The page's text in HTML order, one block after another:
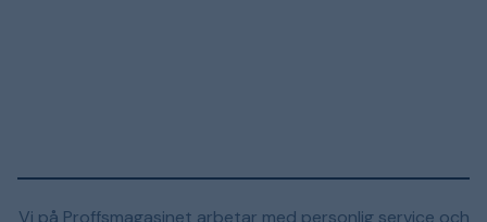
Vi på Proffsmagasinet arbetar med personlig service och